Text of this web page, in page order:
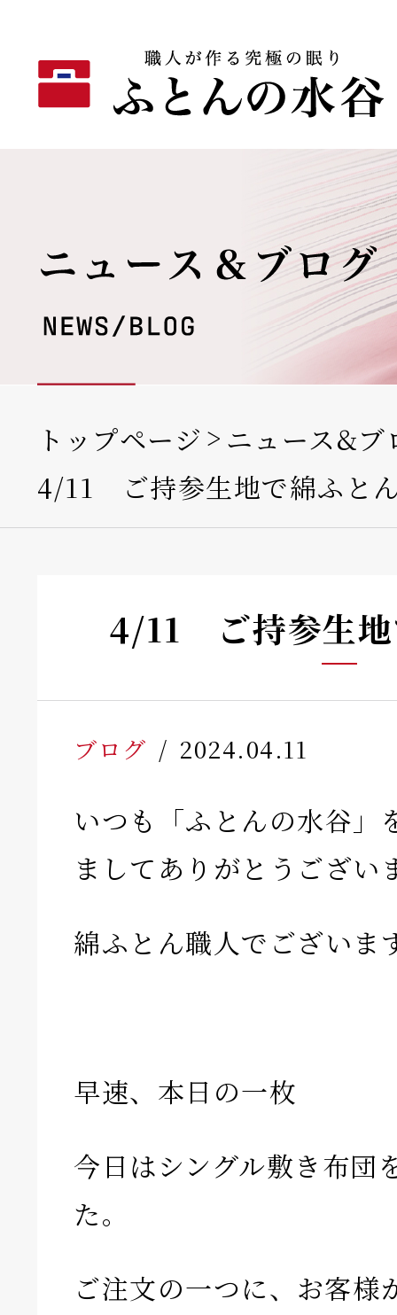
トップページ
ニュース&ブ
4/11 ご持参生地で綿ふと
4/11 ご持参生地
ブログ 2024.04.11
いつも「ふとんの水谷」
ましてありがとうござい
綿ふとん職人でございま
早速、本日の一枚
今日はシングル敷き布団
た。
ご注文の一つに、お客様